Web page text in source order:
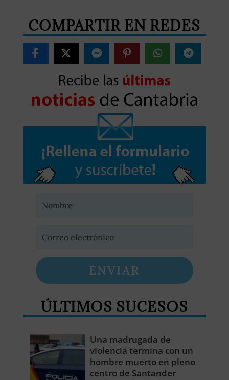
COMPARTIR EN REDES
ENVIAR
ÚLTIMOS SUCESOS
Una madrugada de
violencia termina con un
hombre muerto en pleno
centro de Santander